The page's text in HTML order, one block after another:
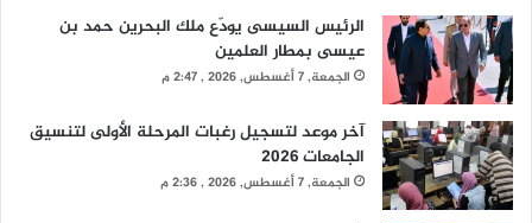
الرئيس السيسى يودّع ملك البحرين حمد بن
عيسى بمطار العلمين
الجمعة, 7 أغسطس, 2026 , 2:47 م
آخر موعد لتسجيل رغبات المرحلة الأولى لتنسيق
الجامعات 2026
الجمعة, 7 أغسطس, 2026 , 2:36 م